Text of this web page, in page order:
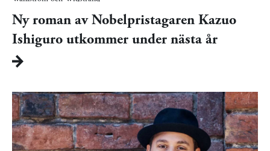
Ny roman av Nobelpristagaren Kazuo
Ishiguro utkommer under nästa år